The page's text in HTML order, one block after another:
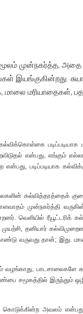
முன்நகர்த்த,
மரியாதைகள்,
படிப்படியாக
என்பது, எங்கும்
படிப்படியாக
கல்வித்தரத்தைக்
முன்நகர்த்தி
வெளியில்
தனியார்
வருவது தான்; இது.
பாடசாலைகளே
சமூகத்தில் இருந்தும்
அவலம்